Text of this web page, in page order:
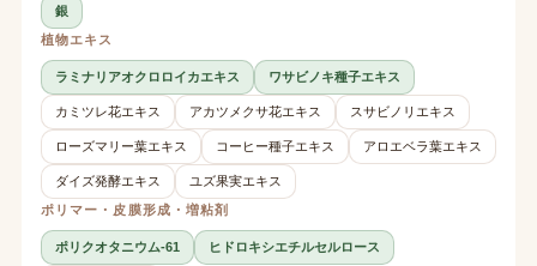
銀
植物エキス
ラミナリアオクロロイカエキス ワサビノキ種子エキス
カミツレ花エキス アカツメクサ花エキス スサビノリエキス
ローズマリー葉エキス コーヒー種子エキス アロエベラ葉エキス
ダイズ発酵エキス
ユズ果実エキス
ポリマー・皮膜形成・増粘剤
ポリクオタニウム-61 ヒドロキシエチルセルロース